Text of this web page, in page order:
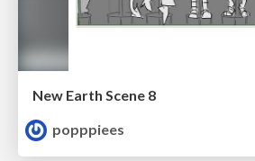
New Earth Scene 8
popppiees